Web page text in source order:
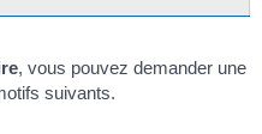
, vous pouvez demander une
suivants.